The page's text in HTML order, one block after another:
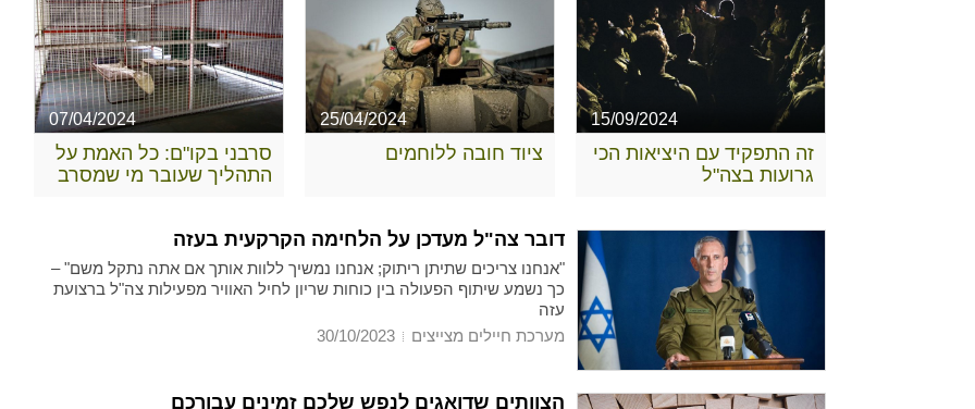
15/09/2024
זה התפקיד עם היציאות הכי
גרועות בצה"ל
25/04/2024
ציוד חובה ללוחמים
07/04/2024
סרבני בקו"ם: כל האמת על
התהליך שעובר מי שמסרב
דובר צה"ל מעדכן על הלחימה הקרקעית בעזה
"אנחנו צריכים שתיתן ריתוק; אנחנו נמשיך ללוות אותך אם אתה נתקל משם" –
כך נשמע שיתוף הפעולה בין כוחות שריון לחיל האוויר מפעילות צה"ל ברצועת
עזה
מערכת חיילים מצייצים
הצוותים שדואגים לנפש שלכם זמינים עבורכם